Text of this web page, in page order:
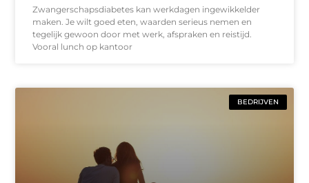
Zwangerschapsdiabetes kan werkdagen ingewikkelder
maken. Je wilt goed eten, waarden serieus nemen en
tegelijk gewoon door met werk, afspraken en reistijd.
Vooral lunch op kantoor
BEDRIJVEN